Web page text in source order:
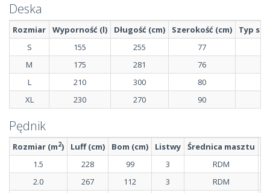
Deska
Rozmiar Wyporność (l) Długość (cm) Szerokość (cm)
Typ
S
155 255
77
M
175 281
76
L
210 300
80
XL
230 270 90
Pędnik
Rozmiar (m2) Luff (cm) Bom (cm) Listwy Średnica masztu
1.5
228 99 3
RDM
2.0
267 112 3
RDM